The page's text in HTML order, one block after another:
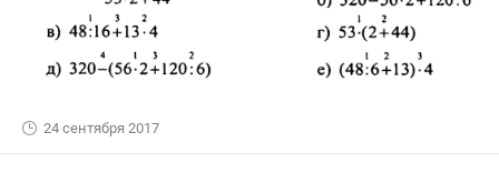
24 сентября 2017